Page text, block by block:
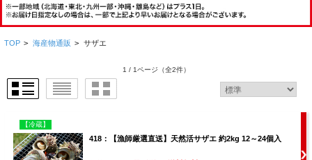
TOP > 海産物通販 > サザエ
1 / 1ページ （全2件）
【冷蔵】
418：【漁師厳選直送】天然活サザエ 約2kg 12～24個入